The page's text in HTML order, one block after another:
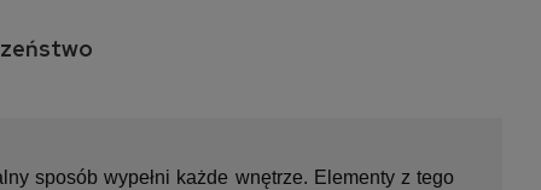
sposób wypełni każde wnętrze. Elementy z tego